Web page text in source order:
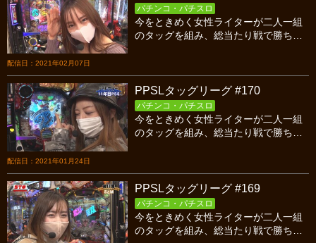
配信日：2021年02月07日
パチンコ・パチスロ
今をときめく女性ライターが二人一組
のタッグを組み、総当たり戦で勝ち点
の前半戦です！
配信日：2021年01月24日
PPSLタッグリーグ #170
パチンコ・パチスロ
今をときめく女性ライターが二人一組
のタッグを組み、総当たり戦で勝ち点
後半戦です！
PPSLタッグリーグ #169
パチンコ・パチスロ
今をときめく女性ライターが二人一組
のタッグを組み、総当たり戦で勝ち点